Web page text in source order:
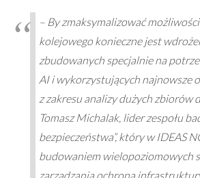
– By zmaksymalizować
kolejowego konieczne jest
zbudowanych specjalnie na
AI i wykorzystujących najnowsze
z zakresu analizy dużych zbiorów
Tomasz Michalak, lider zespołu
bezpieczeństwa”, który w IDEAS
budowaniem wielopoziomowych
zarządzania ochroną